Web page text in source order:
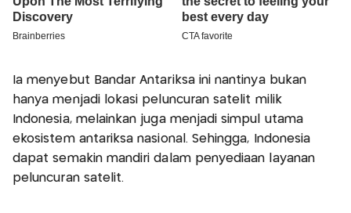
Ia menyebut Bandar Antariksa ini nantinya bukan
hanya menjadi lokasi peluncuran satelit milik
Indonesia, melainkan juga menjadi simpul utama
ekosistem antariksa nasional. Sehingga, Indonesia
dapat semakin mandiri dalam penyediaan layanan
peluncuran satelit.